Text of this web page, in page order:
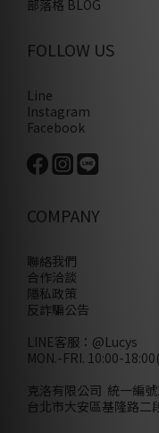
部落格 BLOG
FOLLOW US
Line
Instagram
Facebook
COMPANY
聯絡我們
合作洽談
隱私政策
反詐騙公告
LINE客服： @Lucys
MON.-FRI. 10:00-
克洛有限公司 統一編
台北市大安區基隆路二